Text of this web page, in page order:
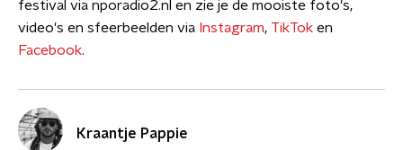
festival via nporadio2.nl en zie je de mooiste foto's,
video's en sfeerbeelden via Instagram, TikTok en
Facebook.
Kraantje Pappie